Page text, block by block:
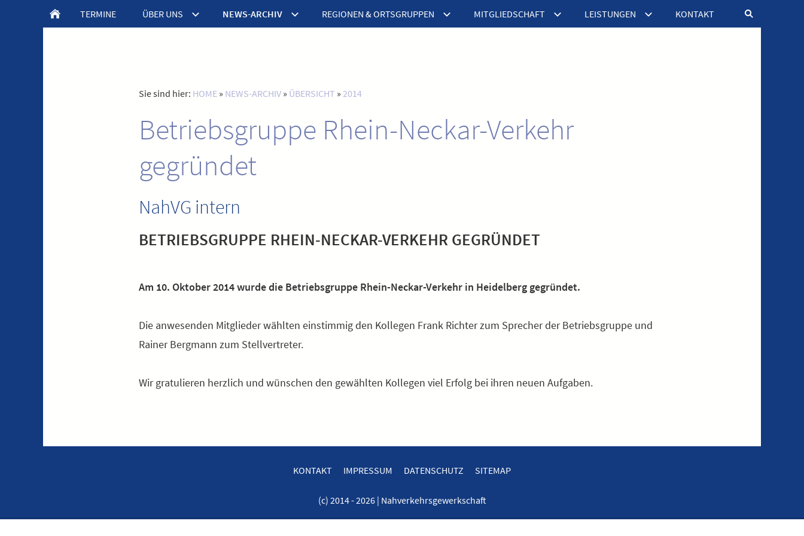
TERMINE ÜBER UNS NEWS-ARCHIV REGIONEN & ORTSGRUPPEN MITGLIEDSCHAFT LEISTUNGEN KONTAKT
Sie sind hier: HOME » NEWS-ARCHIV » ÜBERSICHT » 2014
Betriebsgruppe Rhein-Neckar-Verkehr
gegründet
NahVG intern
BETRIEBSGRUPPE RHEIN-NECKAR-VERKEHR GEGRÜNDET
Am 10. Oktober 2014 wurde die Betriebsgruppe Rhein-Neckar-Verkehr in Heidelberg gegründet.
Die anwesenden Mitglieder wählten einstimmig den Kollegen Frank Richter zum Sprecher der Betriebsgruppe und
Rainer Bergmann zum Stellvertreter.
Wir gratulieren herzlich und wünschen den gewählten Kollegen viel Erfolg bei ihren neuen Aufgaben.
KONTAKT IMPRESSUM DATENSCHUTZ SITEMAP
(c) 2014 - 2026 | Nahverkehrsgewerkschaft